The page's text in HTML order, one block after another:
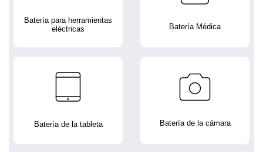
Batería para herramientas
eléctricas
Batería Médica
Batería de la tableta Batería de la cámara